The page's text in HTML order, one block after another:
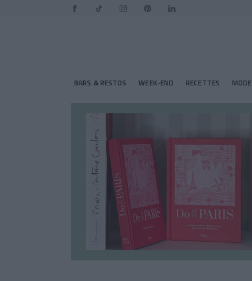
BARS & RESTOS WEEK-END RECETTES MODE